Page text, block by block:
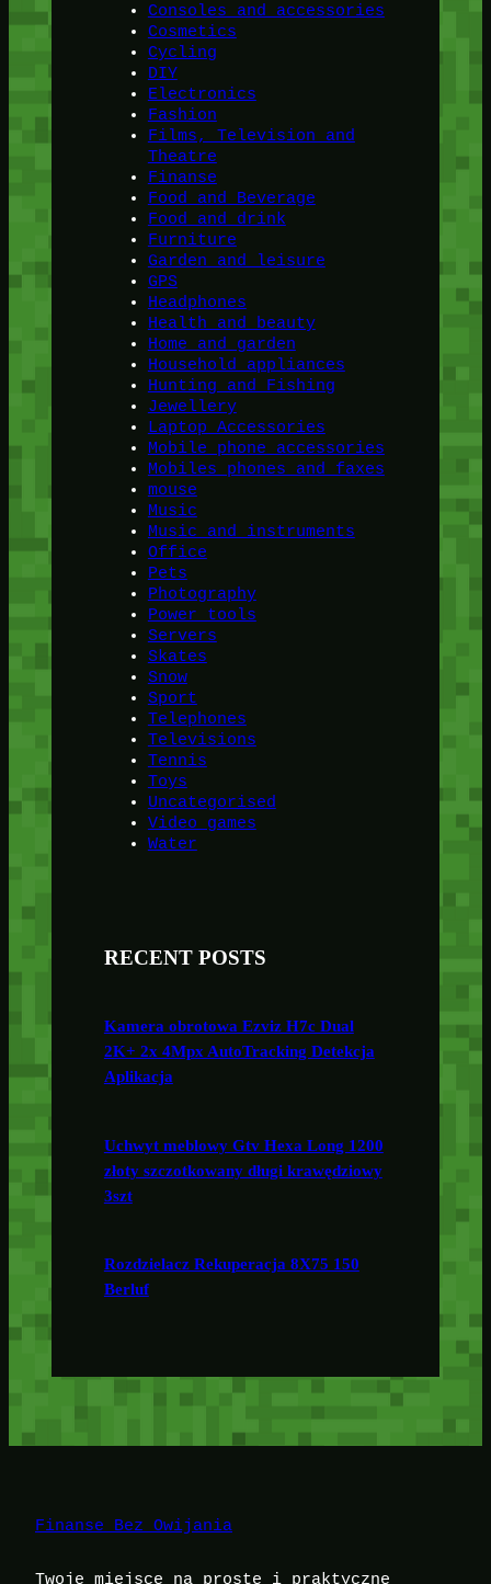
Consoles and accessories
Cosmetics
Cycling
DIY
Electronics
Fashion
Films, Television and
Theatre
Finanse
Food and Beverage
Food and drink
Furniture
Garden and leisure
GPS
Headphones
Health and beauty
Home and garden
Household appliances
Hunting and Fishing
Jewellery
Laptop Accessories
Mobile phone accessories
Mobiles phones and faxes
mouse
Music
Music and instruments
Office
Pets
Photography
Power tools
Servers
Skates
Snow
Sport
Telephones
Televisions
Tennis
Toys
Uncategorised
Video games
Water
RECENT POSTS
Kamera obrotowa Ezviz H7c Dual
2K+ 2x 4Mpx AutoTracking Detekcja
Aplikacja
Uchwyt meblowy Gtv Hexa Long 1200
złoty szczotkowany długi krawędziowy
3szt
Rozdzielacz Rekuperacja 8X75 150
Berluf
Finanse Bez Owijania
Twoje miejsce na proste i praktyczne